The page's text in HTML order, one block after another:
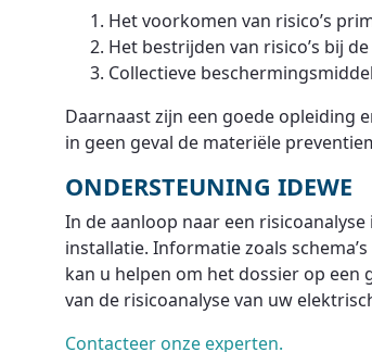
Het voorkomen van risico’s
Het bestrijden van risico’s bij
Collectieve
Daarnaast zijn een goede opleiding
in geen geval de materiële
ONDERSTEUNING IDEWE
In de aanloop naar een
installatie. Informatie zoals
kan u helpen om het dossier op
van de risicoanalyse van uw
Contacteer onze experten.